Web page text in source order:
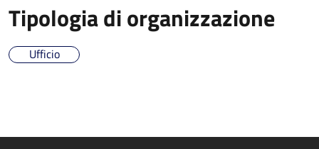
Tipologia di organizzazione
Ufficio